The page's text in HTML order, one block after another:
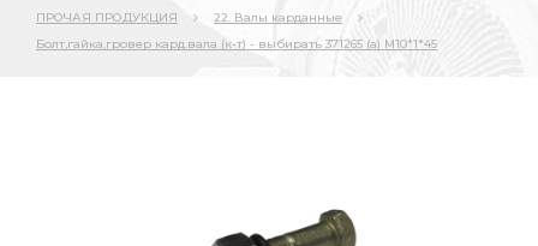
ПРОЧАЯ ПРОДУКЦИЯ
22. Валы карданные
Болт,гайка,гровер кард.вала (к-т) - выбирать 371265 (а) М10*1*45